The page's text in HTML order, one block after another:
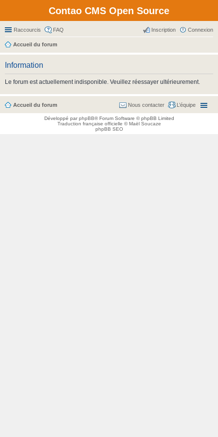
Contao CMS Open Source
Raccourcis FAQ Connexion
Inscription
Accueil du forum
Information
Le forum est actuellement indisponible. Veuillez réessayer ultérieurement.
Accueil du forum L’équipe
Nous contacter
Développé parphpBB® Forum Software © phpBB Limited
Traduction française officielle ©Maël Soucaze
phpBB SEO